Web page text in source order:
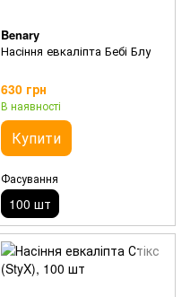
Benary
Насіння евкаліпта Бебі Блу
630 грн
В наявності
Купити
Фасування
100 шт